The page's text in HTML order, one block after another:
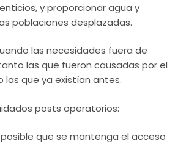
y proporcionar agua y
poblaciones desplazadas.
las necesidades fuera de
las que fueron causadas por el
que ya existían antes.
posts operatorios:
que se mantenga el acceso